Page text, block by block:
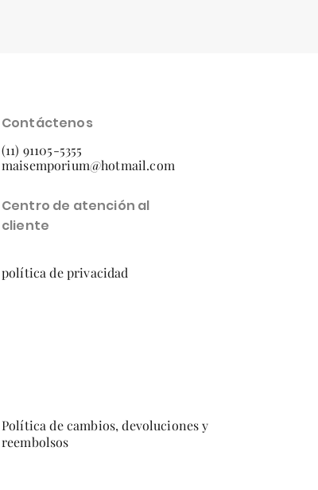
Contáctenos
(11) 91105-5355
maisemporium@hotmail.com
Centro de atención al
cliente
política de privacidad
Política de cambios, devoluciones y
reembolsos